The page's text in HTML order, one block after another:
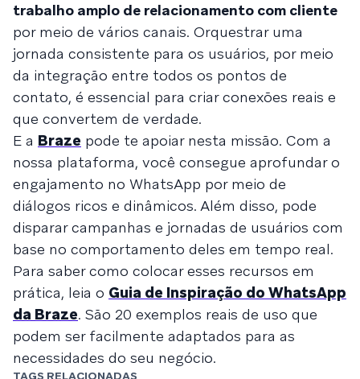
trabalho amplo de relacionamento com cliente
por meio de vários canais. Orquestrar uma
jornada consistente para os usuários, por meio
da integração entre todos os pontos de
contato, é essencial para criar conexões reais e
que convertem de verdade.
E a Braze pode te apoiar nesta missão. Com a
nossa plataforma, você consegue aprofundar o
engajamento no WhatsApp por meio de
diálogos ricos e dinâmicos. Além disso, pode
disparar campanhas e jornadas de usuários com
base no comportamento deles em tempo real.
Para saber como colocar esses recursos em
prática, leia o Guia de Inspiração do WhatsApp
da Braze. São 20 exemplos reais de uso que
podem ser facilmente adaptados para as
necessidades do seu negócio.
TAGS RELACIONADAS